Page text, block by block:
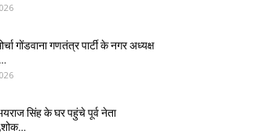
गोंडवाना गणतंत्र पार्टी के नगर अध्यक्ष
सिंह के घर पहुंचे पूर्व नेता